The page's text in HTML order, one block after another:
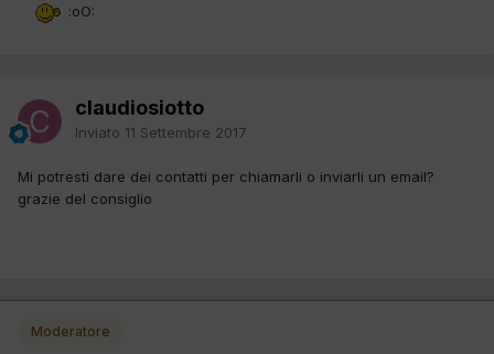
:oO:
claudiosiotto
Inviato 11 Settembre 2017
Mi potresti dare dei contatti per chiamarli o inviarli un email?
grazie del consiglio
Moderatore